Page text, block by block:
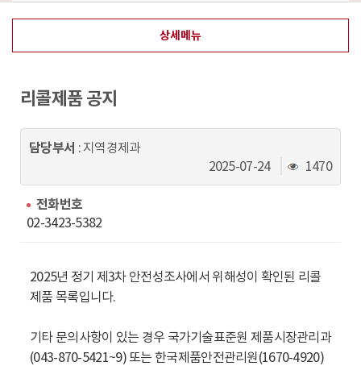
지
메
인
이
동
상세메뉴
리콜제품 공지
담당부서 : 지역경제과
2025-07-24
조
회
1470
전화번호
02-3423-5382
2025년 정기 제3차 안전성조사에서 위해성이 확인된 리콜
제품 목록입니다.
기타 문의사항이 있는 경우 국가기술표준원 제품시장관리과
(043-870-5421~9) 또는 한국제품안전관리원(1670-4920)